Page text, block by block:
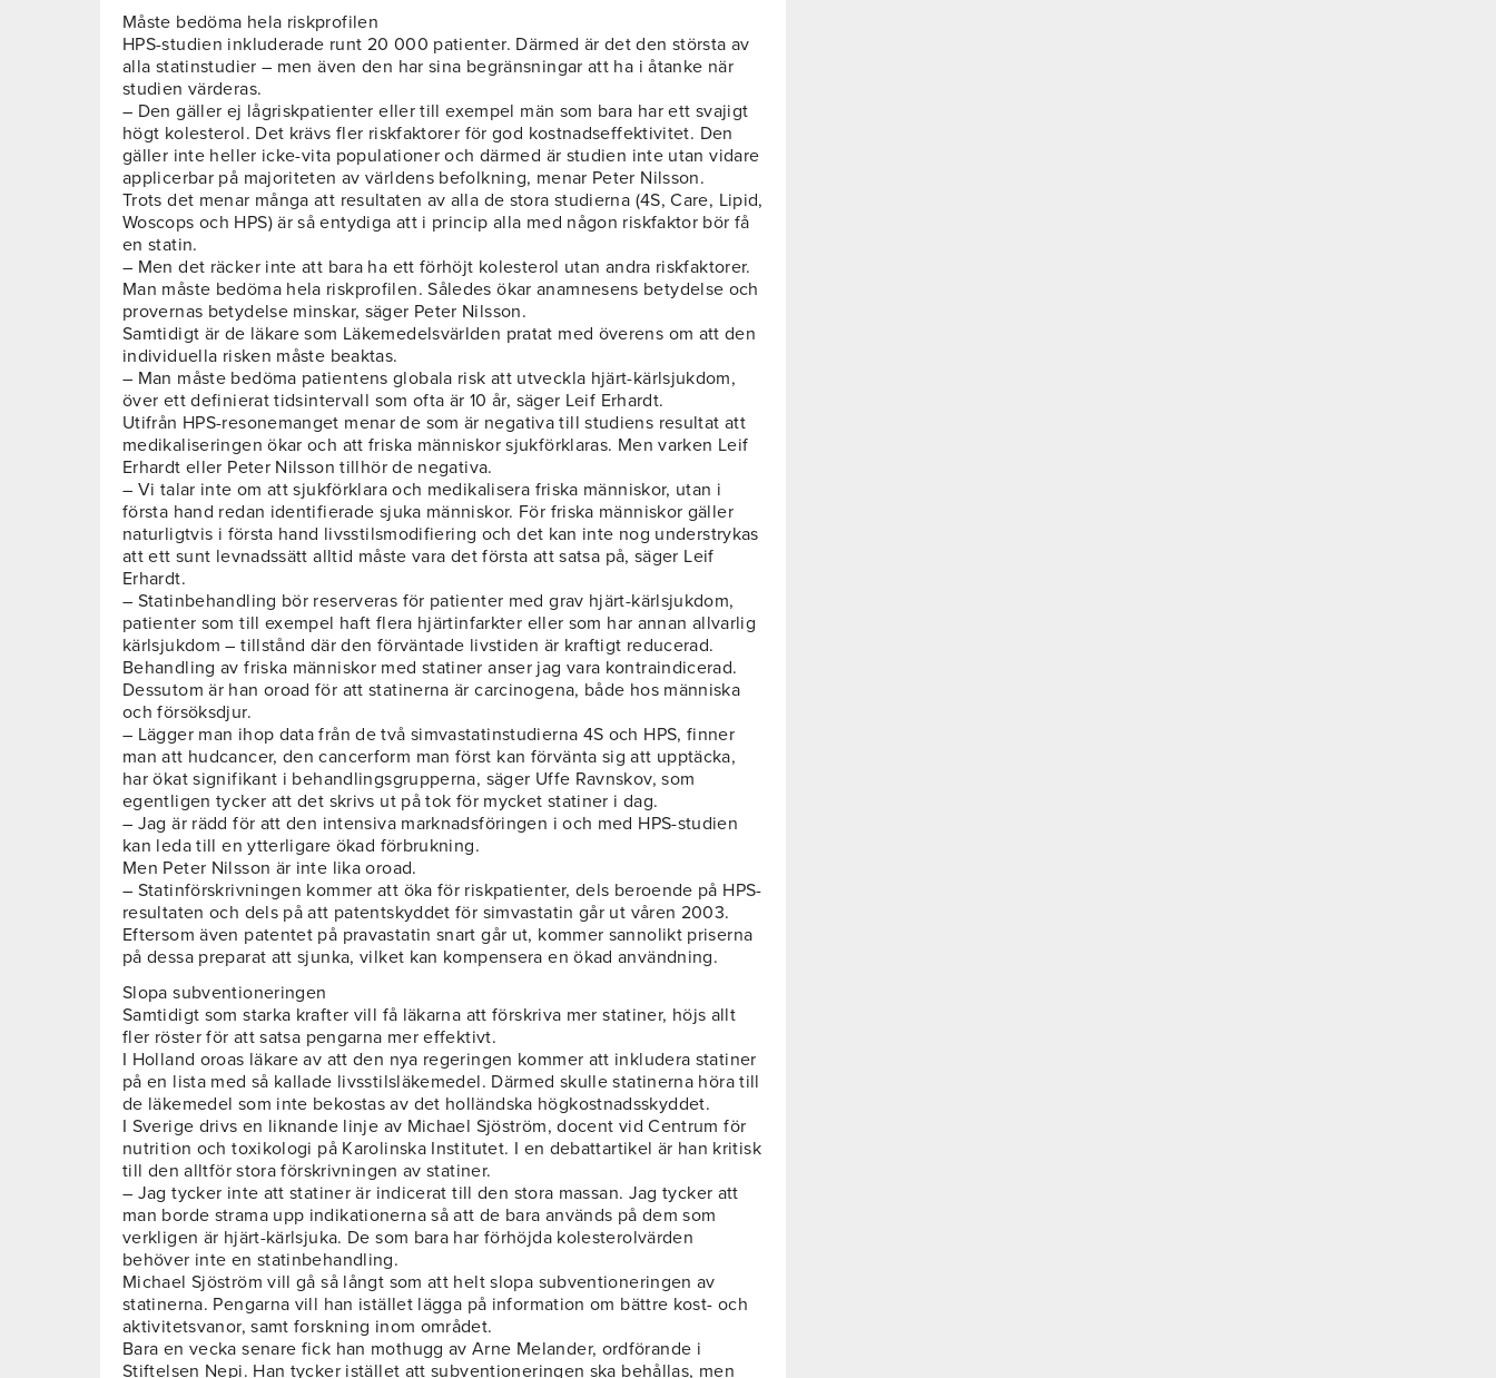
Måste bedöma hela riskprofilen
HPS-studien inkluderade runt 20 000 patienter. Därmed är det den största av
alla statinstudier – men även den har sina begränsningar att ha i åtanke när
studien värderas.
– Den gäller ej lågriskpatienter eller till exempel män som bara har ett svajigt
högt kolesterol. Det krävs fler riskfaktorer för god kostnadseffektivitet. Den
gäller inte heller icke-vita populationer och därmed är studien inte utan vidare
applicerbar på majoriteten av världens befolkning, menar Peter Nilsson.
Trots det menar många att resultaten av alla de stora studierna (4S, Care, Lipid,
Woscops och HPS) är så entydiga att i princip alla med någon riskfaktor bör få
en statin.
– Men det räcker inte att bara ha ett förhöjt kolesterol utan andra riskfaktorer.
Man måste bedöma hela riskprofilen. Således ökar anamnesens betydelse och
provernas betydelse minskar, säger Peter Nilsson.
Samtidigt är de läkare som Läkemedelsvärlden pratat med överens om att den
individuella risken måste beaktas.
– Man måste bedöma patientens globala risk att utveckla hjärt-kärlsjukdom,
över ett definierat tidsintervall som ofta är 10 år, säger Leif Erhardt.
Utifrån HPS-resonemanget menar de som är negativa till studiens resultat att
medikaliseringen ökar och att friska människor sjukförklaras. Men varken Leif
Erhardt eller Peter Nilsson tillhör de negativa.
– Vi talar inte om att sjukförklara och medikalisera friska människor, utan i
första hand redan identifierade sjuka människor. För friska människor gäller
naturligtvis i första hand livsstilsmodifiering och det kan inte nog understrykas
att ett sunt levnadssätt alltid måste vara det första att satsa på, säger Leif
Erhardt.
– Statinbehandling bör reserveras för patienter med grav hjärt-kärlsjukdom,
patienter som till exempel haft flera hjärtinfarkter eller som har annan allvarlig
kärlsjukdom – tillstånd där den förväntade livstiden är kraftigt reducerad.
Behandling av friska människor med statiner anser jag vara kontraindicerad.
Dessutom är han oroad för att statinerna är carcinogena, både hos människa
och försöksdjur.
– Lägger man ihop data från de två simvastatinstudierna 4S och HPS, finner
man att hudcancer, den cancerform man först kan förvänta sig att upptäcka,
har ökat signifikant i behandlingsgrupperna, säger Uffe Ravnskov, som
egentligen tycker att det skrivs ut på tok för mycket statiner i dag.
– Jag är rädd för att den intensiva marknadsföringen i och med HPS-studien
kan leda till en ytterligare ökad förbrukning.
Men Peter Nilsson är inte lika oroad.
– Statinförskrivningen kommer att öka för riskpatienter, dels beroende på HPS-
resultaten och dels på att patentskyddet för simvastatin går ut våren 2003.
Eftersom även patentet på pravastatin snart går ut, kommer sannolikt priserna
på dessa preparat att sjunka, vilket kan kompensera en ökad användning.
Slopa subventioneringen
Samtidigt som starka krafter vill få läkarna att förskriva mer statiner, höjs allt
fler röster för att satsa pengarna mer effektivt.
I Holland oroas läkare av att den nya regeringen kommer att inkludera statiner
på en lista med så kallade livsstilsläkemedel. Därmed skulle statinerna höra till
de läkemedel som inte bekostas av det holländska högkostnadsskyddet.
I Sverige drivs en liknande linje av Michael Sjöström, docent vid Centrum för
nutrition och toxikologi på Karolinska Institutet. I en debattartikel är han kritisk
till den alltför stora förskrivningen av statiner.
– Jag tycker inte att statiner är indicerat till den stora massan. Jag tycker att
man borde strama upp indikationerna så att de bara används på dem som
verkligen är hjärt-kärlsjuka. De som bara har förhöjda kolesterolvärden
behöver inte en statinbehandling.
Michael Sjöström vill gå så långt som att helt slopa subventioneringen av
statinerna. Pengarna vill han istället lägga på information om bättre kost- och
aktivitetsvanor, samt forskning inom området.
Bara en vecka senare fick han mothugg av Arne Melander, ordförande i
Stiftelsen Nepi. Han tycker istället att subventioneringen ska behållas, men